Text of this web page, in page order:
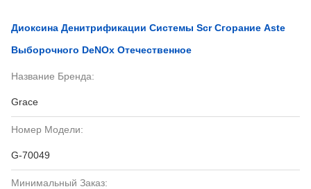
Диоксина Денитрификации Системы Scr Сгорание Aste
Выборочного DeNOx Отечественное
Название Бренда:
Grace
Номер Модели:
G-70049
Минимальный Заказ: